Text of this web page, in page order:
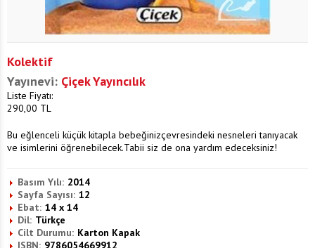
Kolektif
Yayınevi: Çiçek Yayıncılık
Liste Fiyatı:
290,00 TL
Bu eğlenceli küçük kitapla bebeğinizçevresindeki nesneleri tanıyacak
ve isimlerini öğrenebilecek.Tabii siz de ona yardım edeceksiniz!
Basım Yılı: 2014
Sayfa Sayısı: 12
Ebat: 14 x 14
Dil: Türkçe
Cilt Durumu: Karton Kapak
ISBN: 9786054669912